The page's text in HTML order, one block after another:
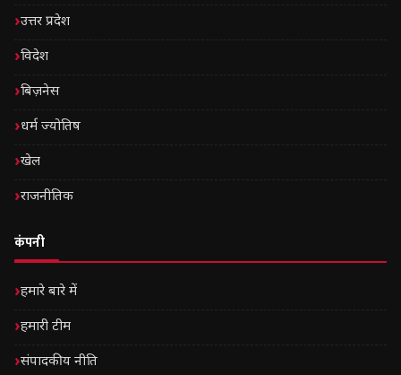
उत्तर प्रदेश
विदेश
बिज़नेस
धर्म ज्योतिष
खेल
राजनीतिक
कंपनी
हमारे बारे में
हमारी टीम
संपादकीय नीति